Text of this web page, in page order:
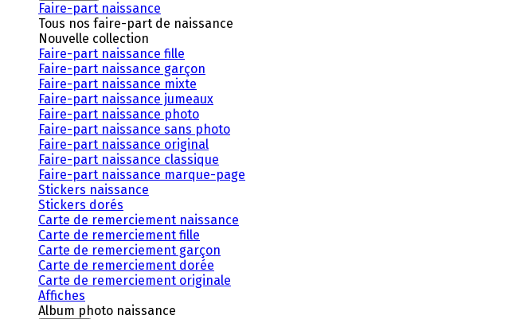
Faire-part naissance
Tous nos faire-part de naissance
Nouvelle collection
Faire-part naissance fille
Faire-part naissance garçon
Faire-part naissance mixte
Faire-part naissance jumeaux
Faire-part naissance photo
Faire-part naissance sans photo
Faire-part naissance original
Faire-part naissance classique
Faire-part naissance marque-page
Stickers naissance
Stickers dorés
Carte de remerciement naissance
Carte de remerciement fille
Carte de remerciement garçon
Carte de remerciement dorée
Carte de remerciement originale
Affiches
Album photo naissance